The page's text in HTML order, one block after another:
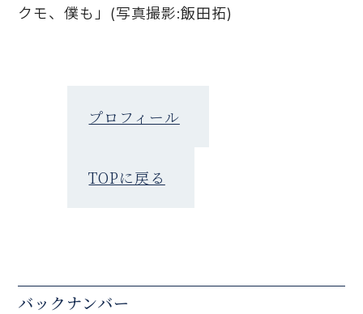
クモ、僕も」(写真撮影:飯田拓)
プロフィール
TOPに戻る
バックナンバー